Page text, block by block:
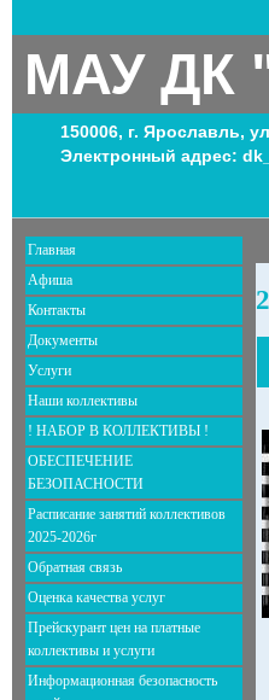
МАУ ДК
150006, г. Ярославль,
Электронный адрес:
Главная
Афиша
Контакты
Документы
Услуги
Наши коллективы
! НАБОР В КОЛЛЕКТИВЫ !
ОБЕСПЕЧЕНИЕ
БЕЗОПАСНОСТИ
Расписание занятий коллективов
2025-2026г
Обратная связь
Оценка качества услуг
Прейскурант цен на платные
коллективы и услуги
Информационная безопасность